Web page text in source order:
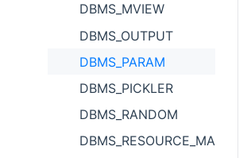
DBMS_MVIEW
DBMS_OUTPUT
DBMS_PARAM
DBMS_PICKLER
DBMS_RANDOM
DBMS_RESOURCE_MANAGER